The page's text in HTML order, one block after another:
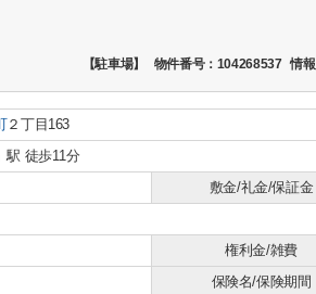
【駐車場】 物件番号：104268537 情
２丁目163
駅 徒歩11分
敷金/礼金/保証金
権利金/雑費
保険名/保険期間